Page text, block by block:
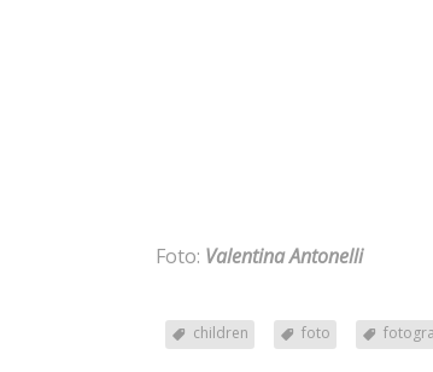
Foto: Valentina Antonelli
children foto